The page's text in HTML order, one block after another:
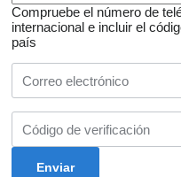
Compruebe el número de
internacional e incluir el
país